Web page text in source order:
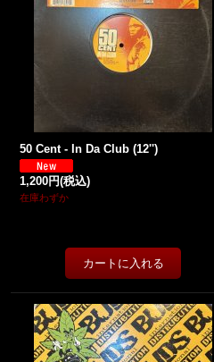
50 Cent - In Da Club (12'')
1,200円(税込)
在庫わずか